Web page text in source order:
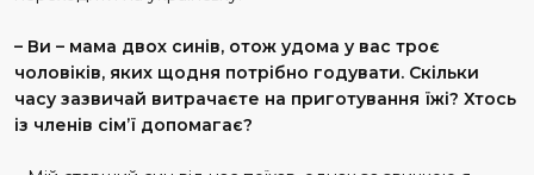
– Ви – мама двох синів, отож удома у вас троє
чоловіків, яких щодня потрібно годувати. Скільки
часу зазвичай витрачаєте на приготування їжі? Хтось
із членів сім’ї допомагає?